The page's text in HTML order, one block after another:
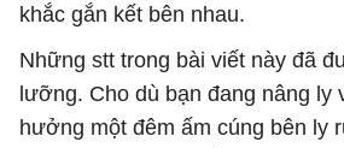
khắc gắn kết bên nhau.
Những stt trong bài viết này đã
lưỡng. Cho dù bạn đang nâng ly
hưởng một đêm ấm cúng bên ly